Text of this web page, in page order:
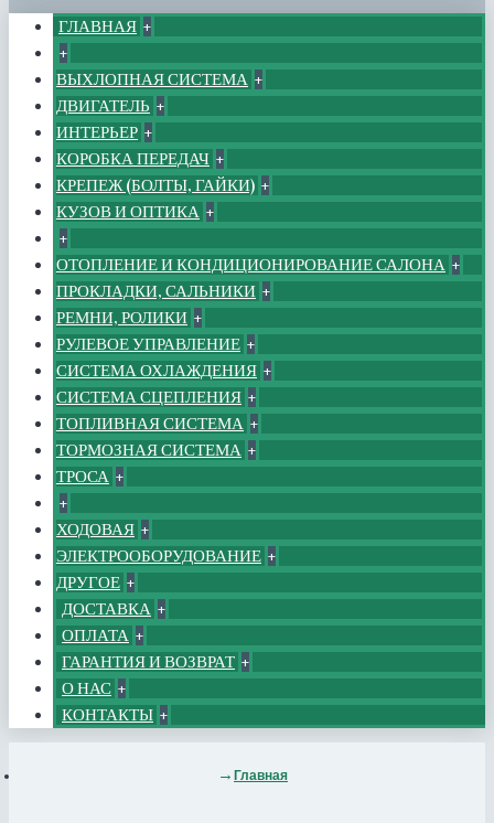
ГЛАВНАЯ +
+
ВЫХЛОПНАЯ СИСТЕМА +
ДВИГАТЕЛЬ +
ИНТЕРЬЕР +
КОРОБКА ПЕРЕДАЧ +
КРЕПЕЖ (БОЛТЫ, ГАЙКИ) +
КУЗОВ И ОПТИКА +
+
ОТОПЛЕНИЕ И КОНДИЦИОНИРОВАНИЕ САЛОНА +
ПРОКЛАДКИ, САЛЬНИКИ +
РЕМНИ, РОЛИКИ +
РУЛЕВОЕ УПРАВЛЕНИЕ +
СИСТЕМА ОХЛАЖДЕНИЯ +
СИСТЕМА СЦЕПЛЕНИЯ +
ТОПЛИВНАЯ СИСТЕМА +
ТОРМОЗНАЯ СИСТЕМА +
ТРОСА +
+
ХОДОВАЯ +
ЭЛЕКТРООБОРУДОВАНИЕ +
ДРУГОЕ +
ДОСТАВКА +
ОПЛАТА +
ГАРАНТИЯ И ВОЗВРАТ +
О НАС +
КОНТАКТЫ +
Главная